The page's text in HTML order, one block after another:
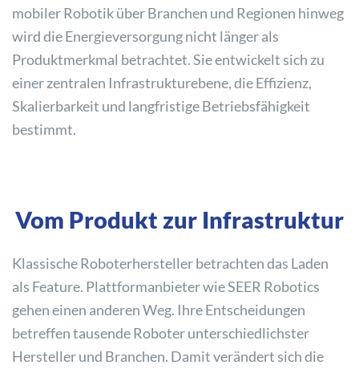
mobiler Robotik über Branchen und Regionen hinweg
wird die Energieversorgung nicht länger als
Produktmerkmal betrachtet. Sie entwickelt sich zu
einer zentralen Infrastrukturebene, die Effizienz,
Skalierbarkeit und langfristige Betriebsfähigkeit
bestimmt.
Vom Produkt zur Infrastruktur
Klassische Roboterhersteller betrachten das Laden
als Feature. Plattformanbieter wie SEER Robotics
gehen einen anderen Weg. Ihre Entscheidungen
betreffen tausende Roboter unterschiedlichster
Hersteller und Branchen. Damit verändert sich die